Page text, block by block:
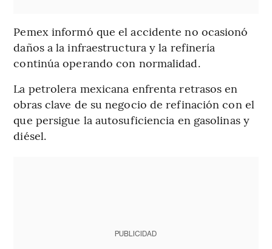
Pemex informó que el accidente no ocasionó
daños a la infraestructura y la refinería
continúa operando con normalidad.
La petrolera mexicana enfrenta retrasos en
obras clave de su negocio de refinación con el
que persigue la autosuficiencia en gasolinas y
diésel.
PUBLICIDAD